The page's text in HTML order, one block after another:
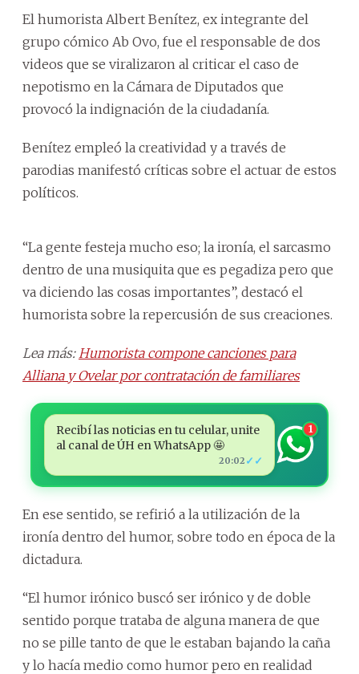
El humorista Albert Benítez, ex integrante del
grupo cómico Ab Ovo, fue el responsable de dos
videos que se viralizaron al criticar el caso de
nepotismo en la Cámara de Diputados que
provocó la indignación de la ciudadanía.
Benítez empleó la creatividad y a través de
parodias manifestó críticas sobre el actuar de estos
políticos.
“La gente festeja mucho eso; la ironía, el sarcasmo
dentro de una musiquita que es pegadiza pero que
va diciendo las cosas importantes”, destacó el
humorista sobre la repercusión de sus creaciones.
Lea más: Humorista compone canciones para
Alliana y Ovelar por contratación de familiares
Recibí las noticias en tu celular, unite
al canal de ÚH en WhatsApp 🤩
20:02 ✓✓
1
En ese sentido, se refirió a la utilización de la
ironía dentro del humor, sobre todo en época de la
dictadura.
“El humor irónico buscó ser irónico y de doble
sentido porque trataba de alguna manera de que
no se pille tanto de que le estaban bajando la caña
y lo hacía medio como humor pero en realidad